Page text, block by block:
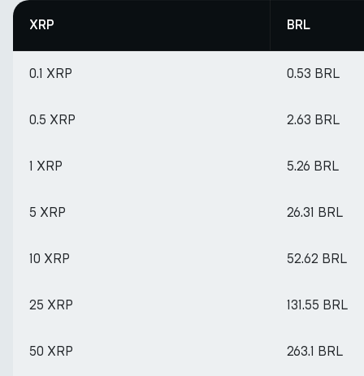
XRP BRL
0.1 XRP 0.53 BRL
0.5 XRP 2.63 BRL
1 XRP 5.26 BRL
5 XRP 26.31 BRL
10 XRP 52.62 BRL
25 XRP 131.55 BRL
50 XRP 263.1 BRL